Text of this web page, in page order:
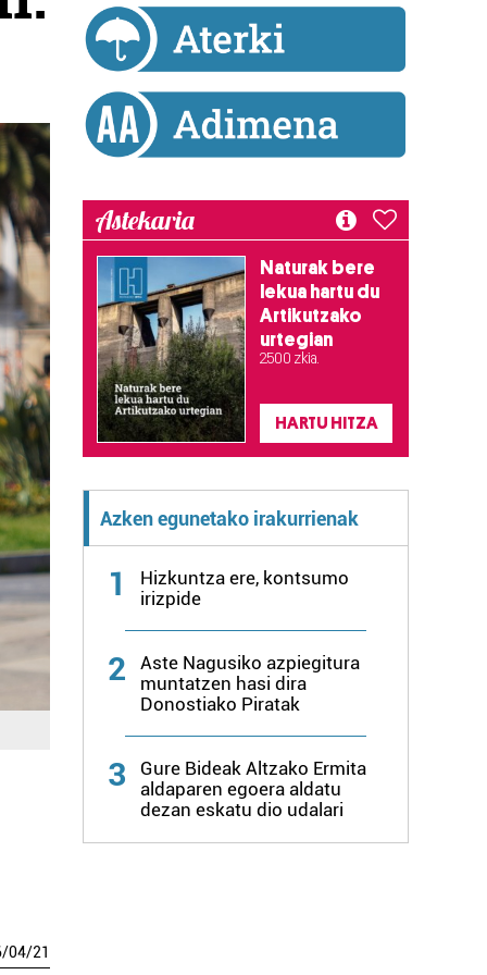
/04/21
Astekaria
Naturak bere
lekua hartu du
Artikutzako
urtegian
2.500 zkia.
HARTU HITZA
Azken egunetako irakurrienak
1
Hizkuntza ere, kontsumo
irizpide
2
Aste Nagusiko azpiegitura
muntatzen hasi dira
Donostiako Piratak
3
Gure Bideak Altzako Ermita
aldaparen egoera aldatu
dezan eskatu dio udalari